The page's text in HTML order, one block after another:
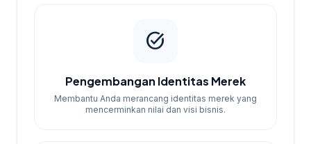
task_alt
Pengembangan Identitas Merek
Membantu Anda merancang identitas merek yang
mencerminkan nilai dan visi bisnis.